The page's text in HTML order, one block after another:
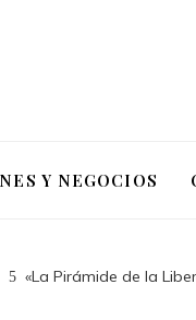
Y NEGOCIOS
«La Pirámide de la